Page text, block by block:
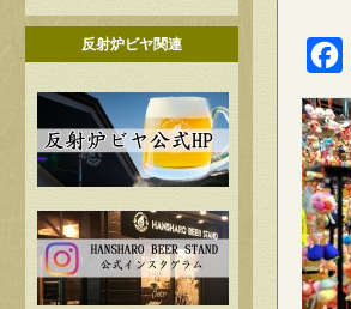
反射炉ビヤ関連